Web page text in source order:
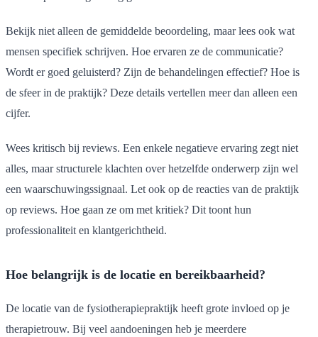
Bekijk niet alleen de gemiddelde beoordeling, maar lees ook wat
mensen specifiek schrijven. Hoe ervaren ze de communicatie?
Wordt er goed geluisterd? Zijn de behandelingen effectief? Hoe is
de sfeer in de praktijk? Deze details vertellen meer dan alleen een
cijfer.
Wees kritisch bij reviews. Een enkele negatieve ervaring zegt niet
alles, maar structurele klachten over hetzelfde onderwerp zijn wel
een waarschuwingssignaal. Let ook op de reacties van de praktijk
op reviews. Hoe gaan ze om met kritiek? Dit toont hun
professionaliteit en klantgerichtheid.
Hoe belangrijk is de locatie en bereikbaarheid?
De locatie van de fysiotherapiepraktijk heeft grote invloed op je
therapietrouw. Bij veel aandoeningen heb je meerdere